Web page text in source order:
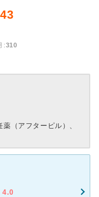
:310
（アフターピル）、
4.0